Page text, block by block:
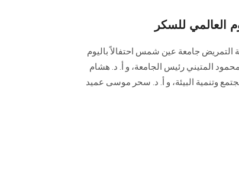
للسكر
التمريض جامعة عين شمس احتفالاً باليوم
المتيني رئيس الجامعة، و أ. د. هشام
وتنمية البيئة، و أ. د. سحر موسى عميد